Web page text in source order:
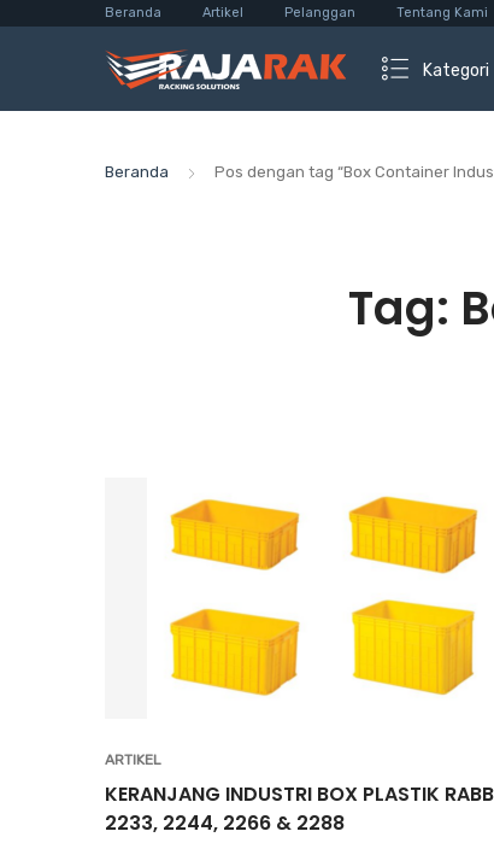
Beranda Artikel Pelanggan Tentang Kami
Kategori
Beranda Pos dengan tag “Box Container
Tag:
ARTIKEL
KERANJANG INDUSTRI BOX PLASTIK
2233, 2244, 2266 & 2288